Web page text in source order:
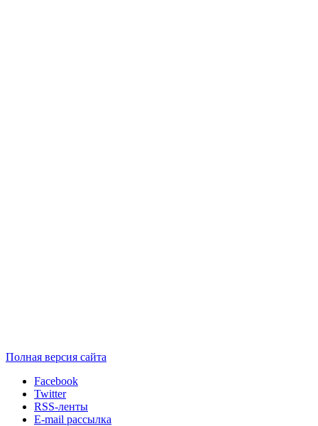
Полная версия сайта
Facebook
Twitter
RSS-ленты
E-mail рассылка